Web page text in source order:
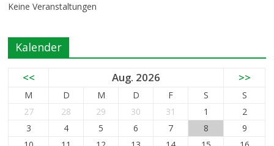
Keine Veranstaltungen
Kalender
<< Aug. 2026 >>
M D M D F S
S
27
28 29 30 31 1
2
3
4 5 6 7 8
9